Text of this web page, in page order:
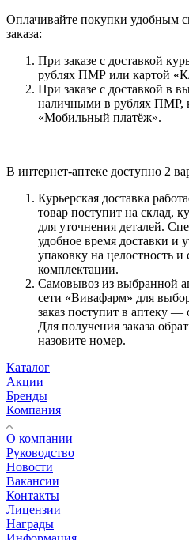
Оплачивайте покупки удобным
заказа:
При заказе с доставкой
рублях ПМР или картой
При заказе с доставкой в
наличными в рублях ПМР,
«Мобильный платёж».
В интернет-аптеке доступно 2
Курьерская доставка
товар поступит на склад,
для уточнения деталей.
удобное время доставки и
упаковку на целостность и
комплектации.
Самовывоз из выбранной
сети «Вивафарм» для
заказ поступит в аптеку —
Для получения заказа
назовите номер.
Каталог
Акции
Бренды
Компания
О компании
Руководство
Новости
Вакансии
Контакты
Лицензии
Награды